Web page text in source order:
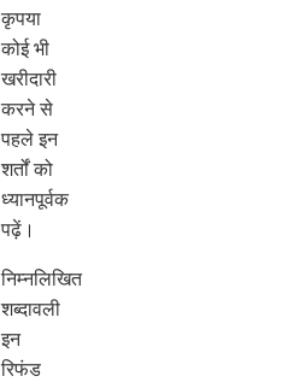
कृपया
कोई भी
खरीदारी
करने से
पहले इन
शर्तों को
ध्यानपूर्वक
पढ़ें।
निम्नलिखित
शब्दावली
इन
रिफंड